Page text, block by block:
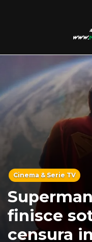
Cinema & Serie TV
finisce
censura